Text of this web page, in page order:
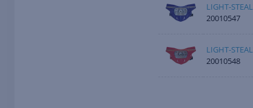
LIGHT-
20010547
LIGHT-
20010548